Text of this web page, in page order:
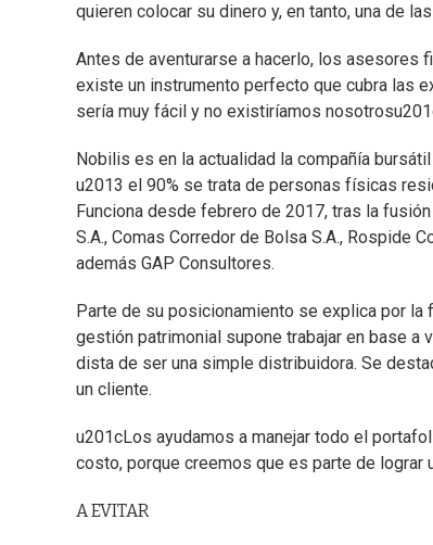
quieren colocar su dinero y, en tanto, una de
Antes de aventurarse a hacerlo, los asesores
existe un instrumento perfecto que cubra las
sería muy fácil y no existiríamos
Nobilis es en la actualidad la compañía
u2013 el 90% se trata de personas físicas
Funciona desde febrero de 2017, tras la
S.A., Comas Corredor de Bolsa S.A., Rospide
además GAP Consultores.
Parte de su posicionamiento se explica por
gestión patrimonial supone trabajar en base a
dista de ser una simple distribuidora. Se
un cliente.
u201cLos ayudamos a manejar todo el
costo, porque creemos que es parte de lograr
A EVITAR